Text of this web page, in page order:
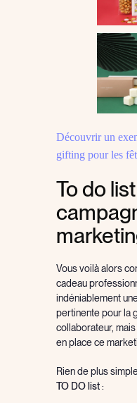
Découvrir un
gifting pour les
To do
Vous voilà alors
cadeau
indéniablement
pertinente pour la
collaborateur,
en place ce
Rien de plus
TO DO list: